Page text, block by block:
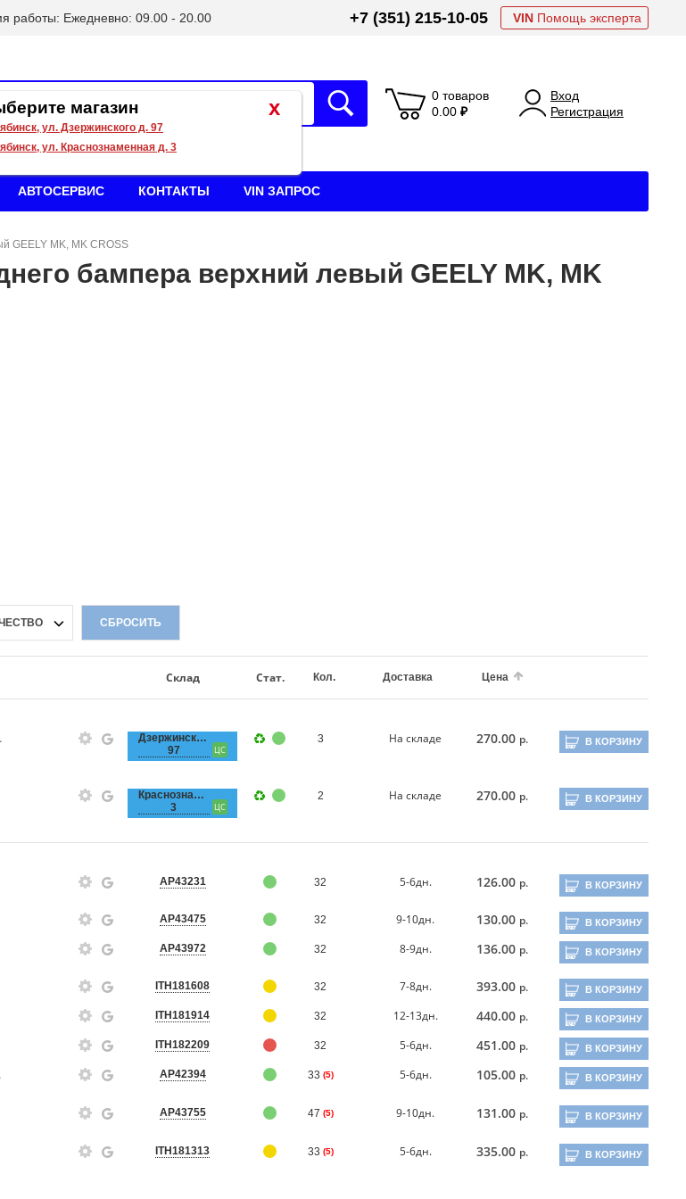
работы: Ежедневно: 09.00 - 20.00 +7 (351) 215-10-05 VIN Помощь эксперта
0 товаров
0.00 ₽
Вход
Регистрация
АВТОСЕРВИС КОНТАКТЫ VIN ЗАПРОС
GEELY MK, MK CROSS
бампера верхний левый GEELY MK, MK
СБРОСИТЬ
Склад Стат. Кол. Доставка Цена
МK Cross
Дзержинского,
97
ЦС
3 На складе 270.00 р. В КОРЗИНУ
Краснознаменная,
3
ЦС
2 На складе 270.00 р. В КОРЗИНУ
AP43231 32 5-6дн. 126.00 р. В КОРЗИНУ
AP43475 32 9-10дн. 130.00 р. В КОРЗИНУ
AP43972 32 8-9дн. 136.00 р. В КОРЗИНУ
ITH181608 32 7-8дн. 393.00 р. В КОРЗИНУ
ITH181914 32 12-13дн. 440.00 р. В КОРЗИНУ
ITH182209 32 5-6дн. 451.00 р. В КОРЗИНУ
CROSS AP42394 33 (5) 5-6дн. 105.00 р. В КОРЗИНУ
AP43755 47 (5) 9-10дн. 131.00 р. В КОРЗИНУ
ITH181313 33 (5) 5-6дн. 335.00 р. В КОРЗИНУ
x
магазин
ул. Дзержинского д. 97
ул. Краснознаменная д. 3